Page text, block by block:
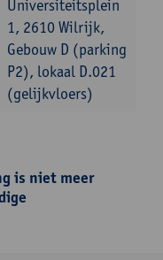
Universiteitsplein
1, 2610 Wilrijk,
Gebouw D (parking
P2), lokaal D.021
(gelijkvloers)
is niet meer